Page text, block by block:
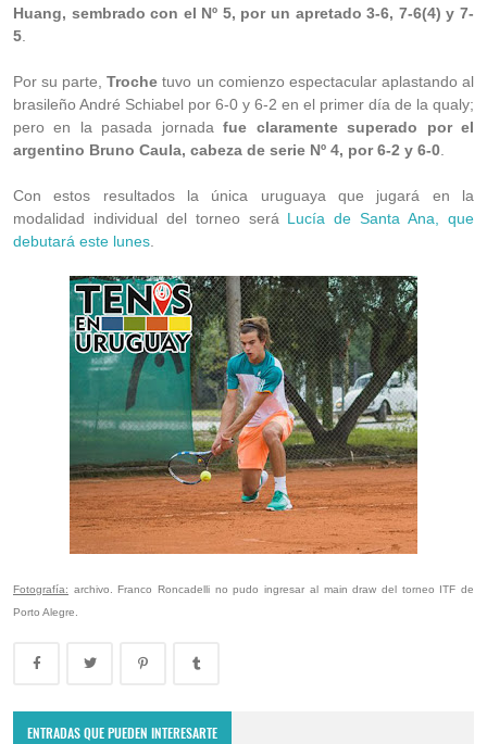
Huang, sembrado con el Nº 5, por un apretado 3-6, 7-6(4) y 7-
5
Por su parte,Troche tuvo un comienzo espectacular aplastando al
brasileño André Schiabel por 6-0 y 6-2 en el primer día de la qualy;
pero en la pasada jornadafue claramente superado por el
argentino Bruno Caula, cabeza de serie Nº 4, por 6-2 y 6-0
Con estos resultados la única uruguaya que jugará en la
modalidad individual del torneo será Lucía de Santa Ana, que
debutará este lunes
Fotografía: archivo. Franco Roncadelli no pudo ingresar al main draw del torneo ITF de
Porto Alegre.
ENTRADAS QUE PUEDEN INTERESARTE